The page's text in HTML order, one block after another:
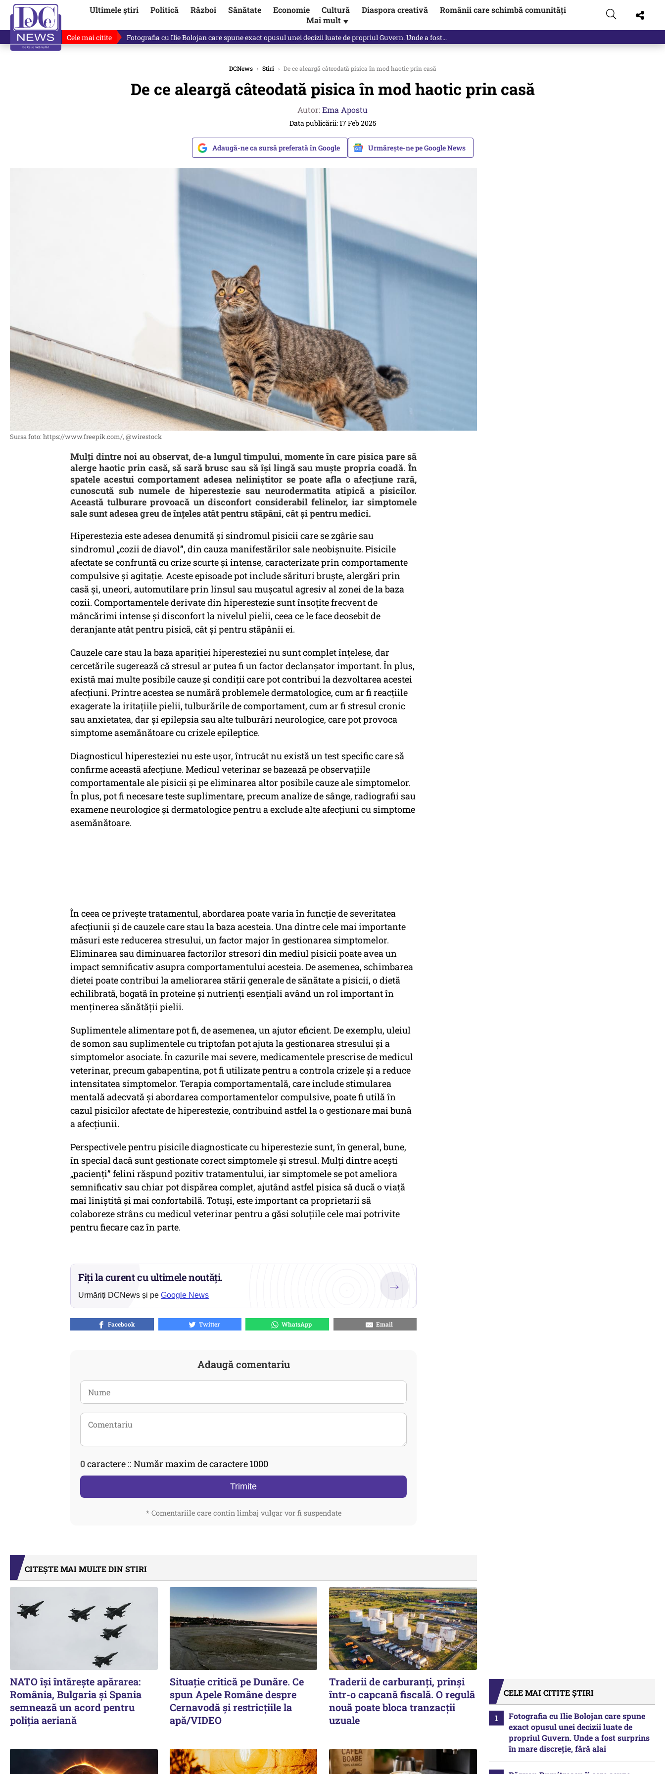
Ultimele știri Politică Război Sănătate Economie Cultură Diaspora creativă
Românii care schimbă comunități
Mai mult ▼
Cele mai citite Răzvan Dumitrescu îi cere scuze, public, lui Ilie Bolojan / video
DCNews › Stiri › De ce aleargă câteodată pisica în mod haotic prin casă
De ce aleargă câteodată pisica în mod haotic prin casă
Autor:Ema Apostu
Data publicării: 17 Feb 2025
Adaugă-ne ca sursă preferată în Google Urmărește-ne pe Google News
Sursa foto: https://www.freepik.com/, @wirestock
Mulți dintre noi au observat, de-a lungul timpului, momente în care pisica pare să
alerge haotic prin casă, să sară brusc sau să își lingă sau muște propria coadă. În
spatele acestui comportament adesea neliniștitor se poate afla o afecțiune rară,
cunoscută sub numele de hiperestezie sau neurodermatita atipică a pisicilor.
Această tulburare provoacă un disconfort considerabil felinelor, iar simptomele
sale sunt adesea greu de înțeles atât pentru stăpâni, cât și pentru medici.
Hiperestezia este adesea denumită și sindromul pisicii care se zgârie sau
sindromul „cozii de diavol”, din cauza manifestărilor sale neobișnuite. Pisicile
afectate se confruntă cu crize scurte și intense, caracterizate prin comportamente
compulsive și agitație. Aceste episoade pot include sărituri bruște, alergări prin
casă și, uneori, automutilare prin linsul sau mușcatul agresiv al zonei de la baza
cozii. Comportamentele derivate din hiperestezie sunt însoțite frecvent de
mâncărimi intense și disconfort la nivelul pielii, ceea ce le face deosebit de
deranjante atât pentru pisică, cât și pentru stăpânii ei.
Cauzele care stau la baza apariției hiperesteziei nu sunt complet înțelese, dar
cercetările sugerează că stresul ar putea fi un factor declanșator important. În plus,
există mai multe posibile cauze și condiții care pot contribui la dezvoltarea acestei
afecțiuni. Printre acestea se numără problemele dermatologice, cum ar fi reacțiile
exagerate la iritațiile pielii, tulburările de comportament, cum ar fi stresul cronic
sau anxietatea, dar și epilepsia sau alte tulburări neurologice, care pot provoca
simptome asemănătoare cu crizele epileptice.
Diagnosticul hiperesteziei nu este ușor, întrucât nu există un test specific care să
confirme această afecțiune. Medicul veterinar se bazează pe observațiile
comportamentale ale pisicii și pe eliminarea altor posibile cauze ale simptomelor.
În plus, pot fi necesare teste suplimentare, precum analize de sânge, radiografii sau
examene neurologice și dermatologice pentru a exclude alte afecțiuni cu simptome
asemănătoare.
În ceea ce privește tratamentul, abordarea poate varia în funcție de severitatea
afecțiunii și de cauzele care stau la baza acesteia. Una dintre cele mai importante
măsuri este reducerea stresului, un factor major în gestionarea simptomelor.
Eliminarea sau diminuarea factorilor stresori din mediul pisicii poate avea un
impact semnificativ asupra comportamentului acesteia. De asemenea, schimbarea
dietei poate contribui la ameliorarea stării generale de sănătate a pisicii, o dietă
echilibrată, bogată în proteine și nutrienți esențiali având un rol important în
menținerea sănătății pielii.
Suplimentele alimentare pot fi, de asemenea, un ajutor eficient. De exemplu, uleiul
de somon sau suplimentele cu triptofan pot ajuta la gestionarea stresului și a
simptomelor asociate. În cazurile mai severe, medicamentele prescrise de medicul
veterinar, precum gabapentina, pot fi utilizate pentru a controla crizele și a reduce
intensitatea simptomelor. Terapia comportamentală, care include stimularea
mentală adecvată și abordarea comportamentelor compulsive, poate fi utilă în
cazul pisicilor afectate de hiperestezie, contribuind astfel la o gestionare mai bună
a afecțiunii.
Perspectivele pentru pisicile diagnosticate cu hiperestezie sunt, în general, bune,
în special dacă sunt gestionate corect simptomele și stresul. Mulți dintre acești
„pacienți” felini răspund pozitiv tratamentului, iar simptomele se pot ameliora
semnificativ sau chiar pot dispărea complet, ajutând astfel pisica să ducă o viață
mai liniștită și mai confortabilă. Totuși, este important ca proprietarii să
colaboreze strâns cu medicul veterinar pentru a găsi soluțiile cele mai potrivite
pentru fiecare caz în parte.
Fiți la curent cu ultimele noutăți.
Urmăriți DCNews și pe Google News
→
Facebook Twitter WhatsApp Email
Adaugă comentariu
0caractere :: Număr maxim de caractere 1000
Trimite
* Comentariile care contin limbaj vulgar vor fi suspendate
CITEȘTE MAI MULTE DIN STIRI
NATO își întărește apărarea:
România, Bulgaria și Spania
semnează un acord pentru
poliția aeriană
Situație critică pe Dunăre. Ce
spun Apele Române despre
Cernavodă și restricțiile la
apă/VIDEO
Traderii de carburanți, prinși
într-o capcană fiscală. O regulă
nouă poate bloca tranzacții
uzuale
CELE MAI CITITE ȘTIRI
Fotografia cu Ilie Bolojan care spune
exact opusul unei decizii luate de
propriul Guvern. Unde a fost surprins
în mare discreție, fără alai